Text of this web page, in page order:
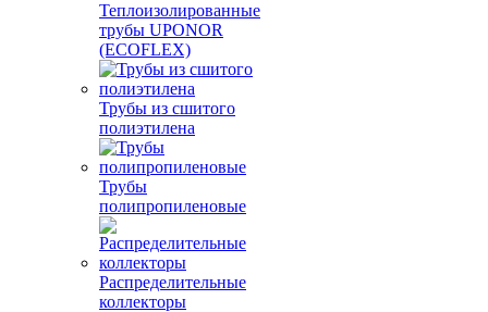
Теплоизолированные
трубы UPONOR
(ECOFLEX)
Трубы из сшитого
полиэтилена
Трубы
полипропиленовые
Распределительные
коллекторы